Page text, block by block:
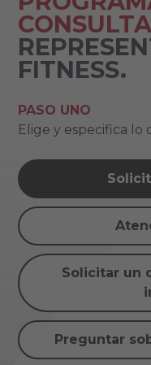
CONSULTA
FITNESS.
PASO UNO
Elige y especifica lo
Solicitar un
Preguntar